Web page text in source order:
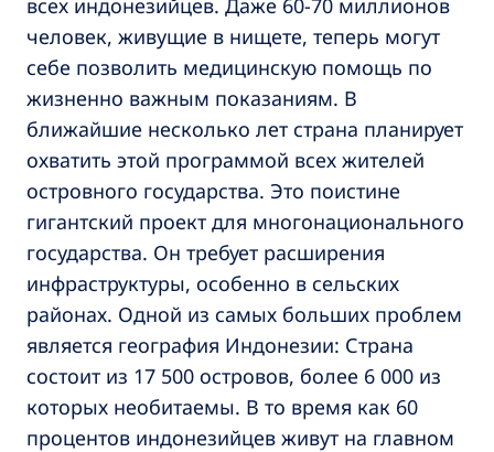
всех индонезийцев. Даже 60-70 миллионов
человек, живущие в нищете, теперь могут
себе позволить медицинскую помощь по
жизненно важным показаниям. В
ближайшие несколько лет страна планирует
охватить этой программой всех жителей
островного государства. Это поистине
гигантский проект для многонационального
государства. Он требует расширения
инфраструктуры, особенно в сельских
районах. Одной из самых больших проблем
является география Индонезии: Страна
состоит из 17 500 островов, более 6 000 из
которых необитаемы. В то время как 60
процентов индонезийцев живут на главном